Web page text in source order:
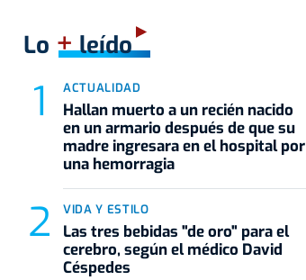
Lo +leído
ACTUALIDAD
Hallan muerto a un recién nacido
en un armario después de que su
madre ingresara en el hospital por
una hemorragia
VIDA Y ESTILO
Las tres bebidas "de oro" para el
cerebro, según el médico David
Céspedes